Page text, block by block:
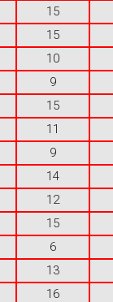
15
15
10
9
15
11
9
14
12
15
6
13
16